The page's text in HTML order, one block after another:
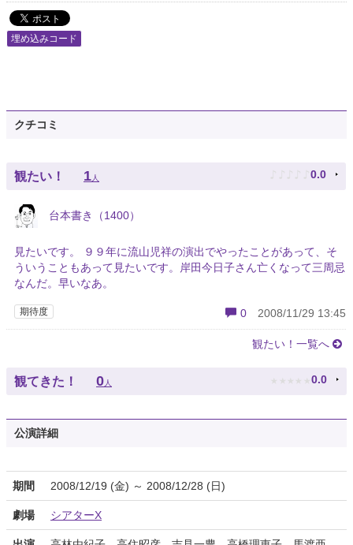
埋め込みコード
クチコミ
観たい！ 1人 ♪ ♪ ♪ ♪ ♪ 0.0
台本書き（1400）
見たいです。 ９９年に流山児祥の演出でやったことがあって、そ
ういうこともあって見たいです。岸田今日子さん亡くなって三周忌
なんだ。早いなあ。
期待度 0 2008/11/29 13:45
観たい！一覧へ
観てきた！ 0 人 ★ ★ ★ ★ ★ 0.0
公演詳細
期間 2008/12/19 (金) ～ 2008/12/28 (日)
劇場 シアターX